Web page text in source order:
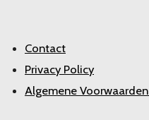
Contact
Privacy Policy
Algemene Voorwaarden